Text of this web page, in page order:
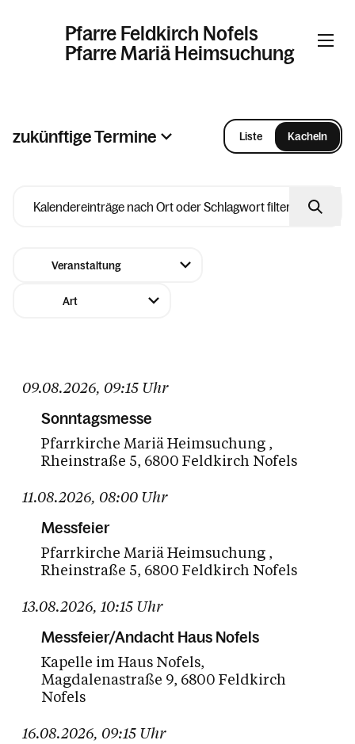
Pfarre Feldkirch Nofels
Pfarre Mariä Heimsuchung
Kontakt
zukünftige Termine Liste Kacheln
August
28 30
24 25 26 27 28 29
Heute
09.08.2026, 09:15 Uhr
Sonntagsmesse
Pfarrkirche Mariä Heimsuchung
Rheinstraße 5 6800 Feldkirch Nofels
11.08.2026, 08:00 Uhr
Messfeier
Pfarrkirche Mariä Heimsuchung
Rheinstraße 5 6800 Feldkirch Nofels
13.08.2026, 10:15 Uhr
Messfeier/Andacht Haus Nofels
Kapelle im Haus Nofels
Magdalenastraße 9 6800 Feldkirch
Nofels
16.08.2026, 09:15 Uhr